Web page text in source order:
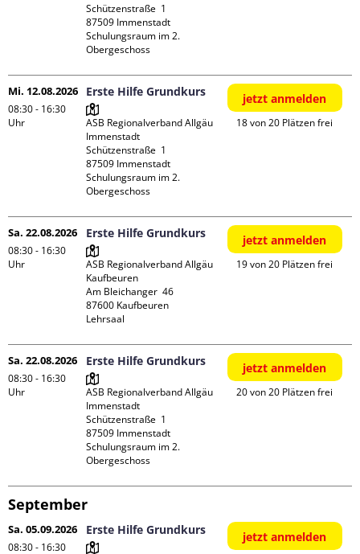
Schützenstraße  1
87509 Immenstadt
Schulungsraum im 2.
Obergeschoss
Mi. 12.08.2026
08:30 - 16:30
Uhr
Erste Hilfe Grundkurs
ASB Regionalverband Allgäu
Immenstadt
Schützenstraße  1
87509 Immenstadt
Schulungsraum im 2.
Obergeschoss
jetzt anmelden
18 von 20 Plätzen frei
Sa. 22.08.2026
08:30 - 16:30
Uhr
Erste Hilfe Grundkurs
ASB Regionalverband Allgäu
Kaufbeuren
Am Bleichanger  46
87600 Kaufbeuren
Lehrsaal
jetzt anmelden
19 von 20 Plätzen frei
Sa. 22.08.2026
08:30 - 16:30
Uhr
Erste Hilfe Grundkurs
ASB Regionalverband Allgäu
Immenstadt
Schützenstraße  1
87509 Immenstadt
Schulungsraum im 2.
Obergeschoss
jetzt anmelden
20 von 20 Plätzen frei
September
Sa. 05.09.2026
08:30 - 16:30
Erste Hilfe Grundkurs jetzt anmelden